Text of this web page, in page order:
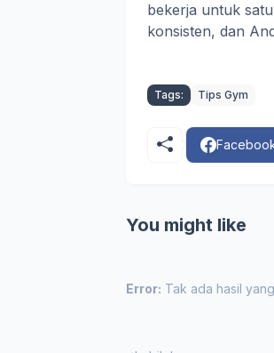
bekerja untuk
konsisten, dan
Tags: Tips Gym
You might like
Error: Tak ada hasil